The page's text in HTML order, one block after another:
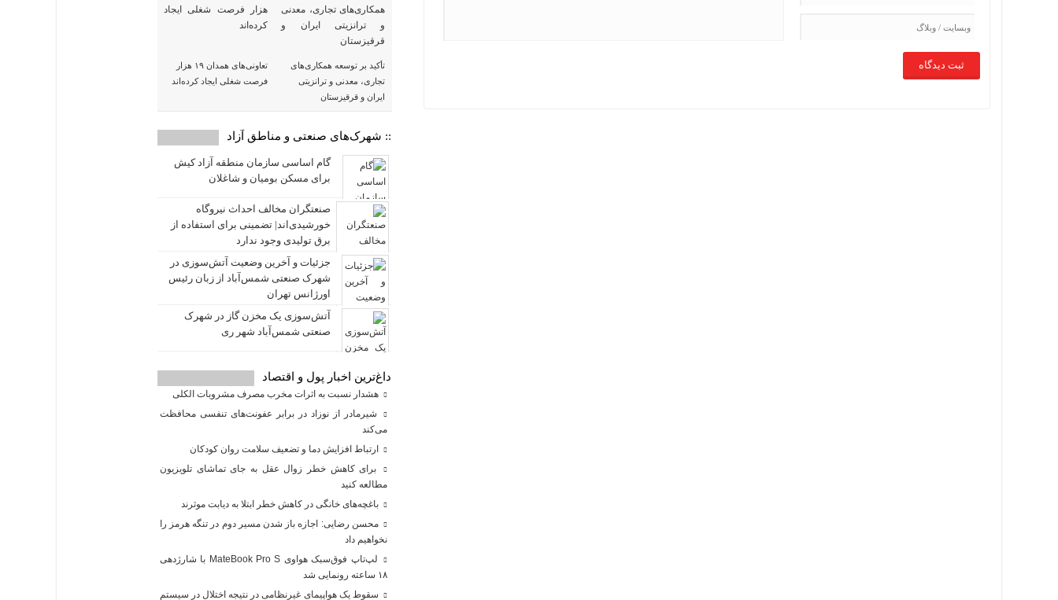
تأکید بر توسعه همکاری‌های
تجاری، معدنی و ترانزیتی
ایران و قرقیزستان
تعاونی‌های همدان ۱۹ هزار
فرصت شغلی ایجاد کرده‌اند
:: شهرک‌های صنعتی و مناطق آزاد
گام اساسی سازمان منطقه آزاد کیش
برای مسکن بومیان و شاغلان
صنعتگران مخالف احداث نیروگاه
خورشیدی‌اند| تضمینی برای استفاده از
برق تولیدی وجود ندارد
جزئیات و آخرین وضعیت آتش‌سوزی در
شهرک صنعتی شمس‌آباد از زبان رئیس
اورژانس تهران
آتش‌سوزی یک مخزن گاز در شهرک
صنعتی شمس‌آباد شهر ری
داغ‌ترین اخبار پول و اقتصاد
هشدار نسبت به اثرات مخرب مصرف مشروبات الکلی
شیرمادر از نوزاد در برابر عفونت‌های تنفسی محافظت
می‌کند
ارتباط افزایش دما و تضعیف سلامت روان کودکان
برای کاهش خطر زوال عقل به جای تماشای تلویزیون
مطالعه کنید
باغچه‌های خانگی در کاهش خطر ابتلا به دیابت موثرند
محسن رضایی: اجازه باز شدن مسیر دوم در تنگه هرمز را
نخواهیم داد
لپ‌تاپ فوق‌سبک هواوی MateBook Pro S با شارژدهی
۱۸ ساعته رونمایی شد
سقوط یک هواپیمای غیرنظامی در نتیجه اختلال در سیستم‌